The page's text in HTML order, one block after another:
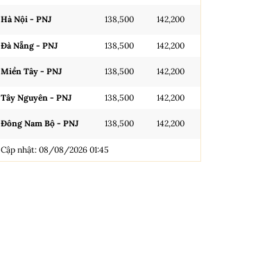
Hà Nội - PNJ 138,500 142,200
Đà Nẵng - PNJ 138,500 142,200
Miền Tây - PNJ 138,500 142,200
Tây Nguyên - PNJ 138,500 142,200
Đông Nam Bộ - PNJ 138,500 142,200
Cập nhật: 08/08/2026 01:45